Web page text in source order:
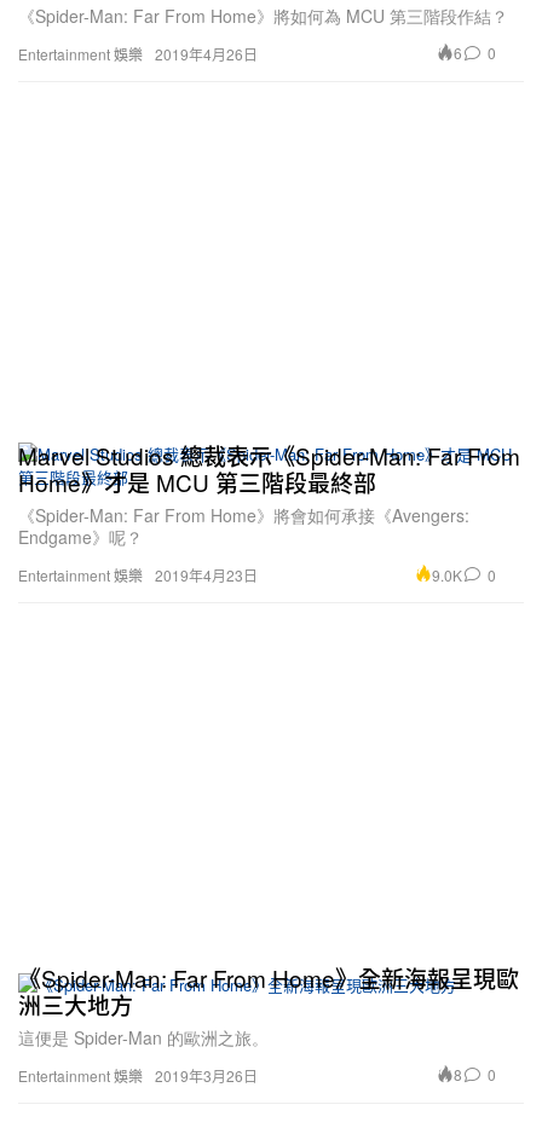
Entertainment 娛樂
《Spider-Man: Far From Home》將如何為 MCU 第三階段作結？
2019年4月26日 6 0
Entertainment 娛樂
Marvel Studios 總裁表示《Spider-Man: Far From
Home》才是 MCU 第三階段最終部
《Spider-Man: Far From Home》將會如何承接《Avengers:
Endgame》呢？
2019年4月23日 9.0K 0
Entertainment 娛樂
《Spider-Man: Far From Home》全新海報呈現歐
洲三大地方
這便是 Spider-Man 的歐洲之旅。
2019年3月26日 8 0